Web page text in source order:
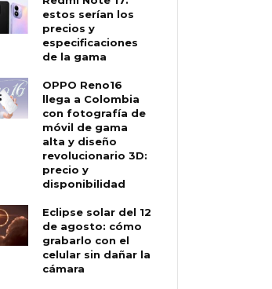
estos serían los
precios y
especificaciones
de la gama
OPPO Reno16
llega a Colombia
con fotografía de
móvil de gama
alta y diseño
revolucionario 3D:
precio y
disponibilidad
Eclipse solar del 12
de agosto: cómo
grabarlo con el
celular sin dañar la
cámara